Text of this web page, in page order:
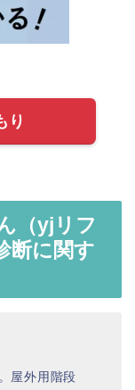
り
（yjリフ
断に関す
屋外用階段